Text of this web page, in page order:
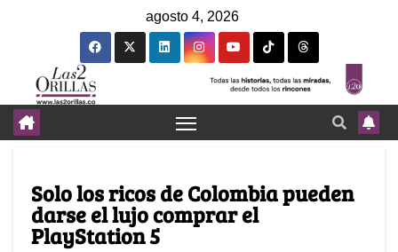
agosto 4, 2026
Solo los ricos de Colombia pueden
darse el lujo comprar el
PlayStation 5